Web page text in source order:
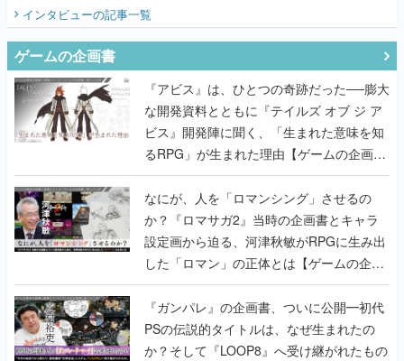
てみた
インタビューの記事一覧
ゲームの企画書
『アビス』は、ひとつの奇跡だった──膨大
な開発資料とともに『テイルズ オブ ジ ア
ビス』開発陣に聞く、「生まれた意味を知
るRPG」が生まれた理由【ゲームの企画
書】
なにが、人を「ロマンシング」させるの
か？『ロマサガ2』当時の企画書とキャラ
設定画から迫る、河津秋敏がRPGに生み出
した「ロマン」の正体とは【ゲームの企画
書】
『ガンパレ』の企画書、ついに公開━初代
PSの伝説的タイトルは、なぜ生まれたの
か？そして『LOOP8』へ受け継がれたもの